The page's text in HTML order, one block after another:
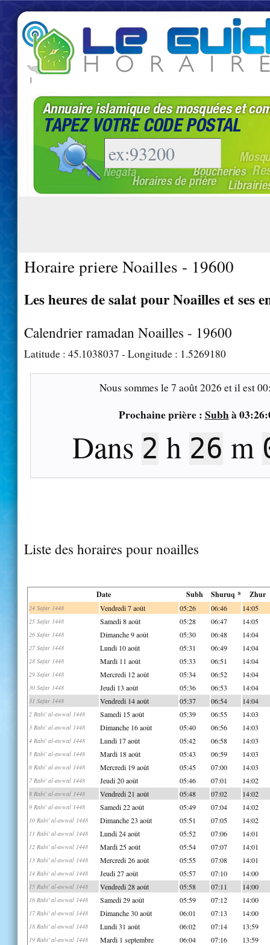
|
Horaire priere Noailles - 19600
Les heures de salat pour Noailles et ses
Calendrier ramadan Noailles - 19600
Latitude : 45.1038037 - Longitude : 1.5269180
Nous sommes le7 août 2026 et il est
Prochaine prière : Subhà
Dans 2 h 26 m
Liste des horaires pour noailles
Date Subh Shuruq * Zhur
24 Safar 1448 Vendredi 7 août 05:26 06:46 14:05
25 Safar 1448 Samedi 8 août 05:28 06:47 14:05
26 Safar 1448 Dimanche 9 août 05:30 06:48 14:04
27 Safar 1448 Lundi 10 août 05:31 06:49 14:04
28 Safar 1448 Mardi 11 août 05:33 06:51 14:04
29 Safar 1448 Mercredi 12 août 05:34 06:52 14:04
30 Safar 1448 Jeudi 13 août 05:36 06:53 14:04
31 Safar 1448 Vendredi 14 août 05:37 06:54 14:04
2 Rabi' al-awwal 1448 Samedi 15 août 05:39 06:55 14:03
3 Rabi' al-awwal 1448 Dimanche 16 août 05:40 06:56 14:03
4 Rabi' al-awwal 1448 Lundi 17 août 05:42 06:58 14:03
5 Rabi' al-awwal 1448 Mardi 18 août 05:43 06:59 14:03
6 Rabi' al-awwal 1448 Mercredi 19 août 05:45 07:00 14:03
7 Rabi' al-awwal 1448 Jeudi 20 août 05:46 07:01 14:02
8 Rabi' al-awwal 1448 Vendredi 21 août 05:48 07:02 14:02
9 Rabi' al-awwal 1448 Samedi 22 août 05:49 07:04 14:02
10 Rabi' al-awwal 1448 Dimanche 23 août 05:51 07:05 14:02
11 Rabi' al-awwal 1448 Lundi 24 août 05:52 07:06 14:01
12 Rabi' al-awwal 1448 Mardi 25 août 05:54 07:07 14:01
13 Rabi' al-awwal 1448 Mercredi 26 août 05:55 07:08 14:01
14 Rabi' al-awwal 1448 Jeudi 27 août 05:57 07:10 14:00
15 Rabi' al-awwal 1448 Vendredi 28 août 05:58 07:11 14:00
16 Rabi' al-awwal 1448 Samedi 29 août 05:59 07:12 14:00
17 Rabi' al-awwal 1448 Dimanche 30 août 06:01 07:13 14:00
18 Rabi' al-awwal 1448 Lundi 31 août 06:02 07:14 13:59
19 Rabi' al-awwal 1448 Mardi 1 septembre 06:04 07:16 13:59